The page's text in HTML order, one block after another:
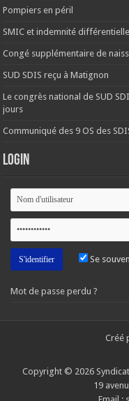
Pompiers en péril
SMIC et indemnité différentielle
Congé supplémentaire de
SUD SDIS reçu à Matignon
Le congrès national de SUD
jours
Communiqué des 9 OS des
Login
Se
Mot de passe perdu ?
Créé
Copyright © 2026 Syndicat
19